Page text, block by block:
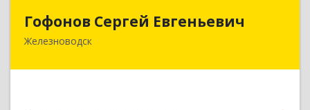
Гофонов Сергей Евгеньевич
Железноводск
Гофонов Сергей Евгеньевич